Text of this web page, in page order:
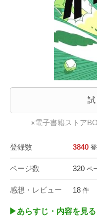
試
※電子書籍ストア
登録数 3840
ページ数 320 ペ
感想・レビュー 18 件
▶︎あらすじ・内容を見る